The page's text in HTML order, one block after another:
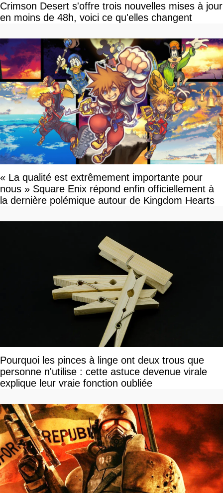
Crimson Desert s'offre trois nouvelles mises à jour
en moins de 48h, voici ce qu'elles changent
« La qualité est extrêmement importante pour
nous » Square Enix répond enfin officiellement à
la dernière polémique autour de Kingdom Hearts
Pourquoi les pinces à linge ont deux trous que
personne n'utilise : cette astuce devenue virale
explique leur vraie fonction oubliée